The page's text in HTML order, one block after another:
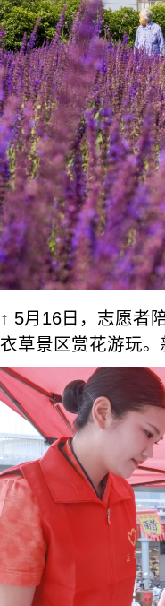
↑ 5月16日，志愿者
衣草景区赏花游玩。